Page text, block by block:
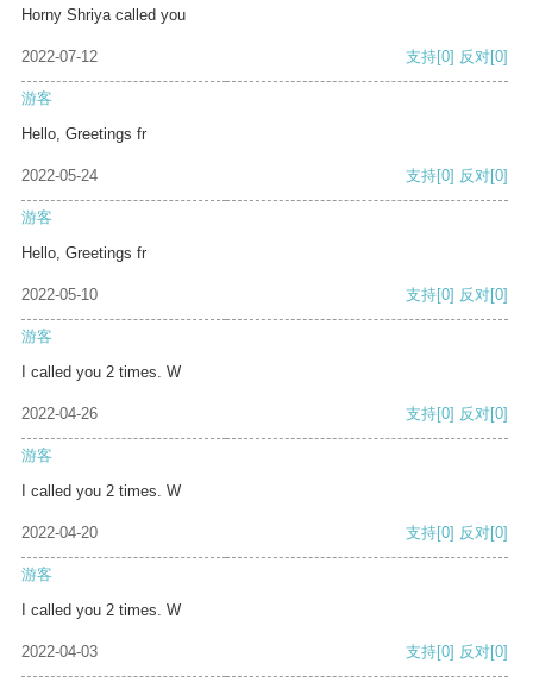
Horny Shriya called you
2022-07-12 支持[0] 反对[0]
游客
Hello, Greetings fr
2022-05-24 支持[0] 反对[0]
游客
Hello, Greetings fr
2022-05-10 支持[0] 反对[0]
游客
I called you 2 times. W
2022-04-26 支持[0] 反对[0]
游客
I called you 2 times. W
2022-04-20 支持[0] 反对[0]
游客
I called you 2 times. W
2022-04-03 支持[0] 反对[0]